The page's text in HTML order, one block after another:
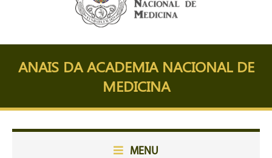
ANAIS DA ACADEMIA NACIONAL DE
MEDICINA
MENU